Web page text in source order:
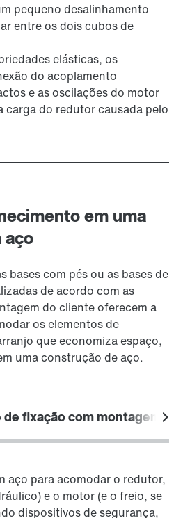
pequeno desalinhamento
entre os dois cubos de
elásticas, os
do acoplamento
e as oscilações do motor
carga do redutor causada pelo
em uma
aço
bases com pés ou as bases de
de acordo com as
do cliente oferecem a
os elementos de
que economiza espaço,
uma construção de aço.
de fixação com montagem
aço para acomodar o redutor,
e o motor (e o freio, se
dispositivos de segurança,